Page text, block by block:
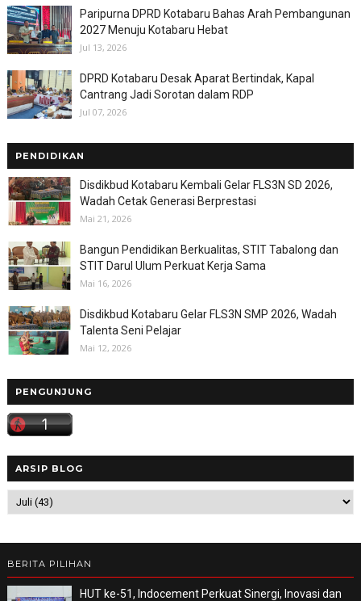
Paripurna DPRD Kotabaru Bahas Arah Pembangunan
2027 Menuju Kotabaru Hebat
Jul 13, 2026
DPRD Kotabaru Desak Aparat Bertindak, Kapal
Cantrang Jadi Sorotan dalam RDP
Jul 07, 2026
PENDIDIKAN
Disdikbud Kotabaru Kembali Gelar FLS3N SD 2026,
Wadah Cetak Generasi Berprestasi
Mai 21, 2026
Bangun Pendidikan Berkualitas, STIT Tabalong dan
STIT Darul Ulum Perkuat Kerja Sama
Mai 16, 2026
Disdikbud Kotabaru Gelar FLS3N SMP 2026, Wadah
Talenta Seni Pelajar
Mai 12, 2026
PENGUNJUNG
ARSIP BLOG
BERITA PILIHAN
HUT ke-51, Indocement Perkuat Sinergi, Inovasi dan